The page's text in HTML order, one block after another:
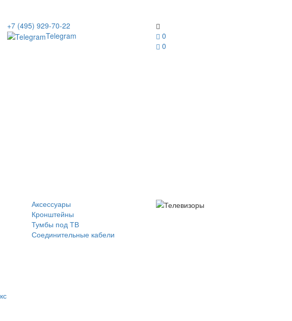
0
0
+7 (495) 929-70-22
Telegram
Аксессуары
Кронштейны
Тумбы под ТВ
Соединительные кабели